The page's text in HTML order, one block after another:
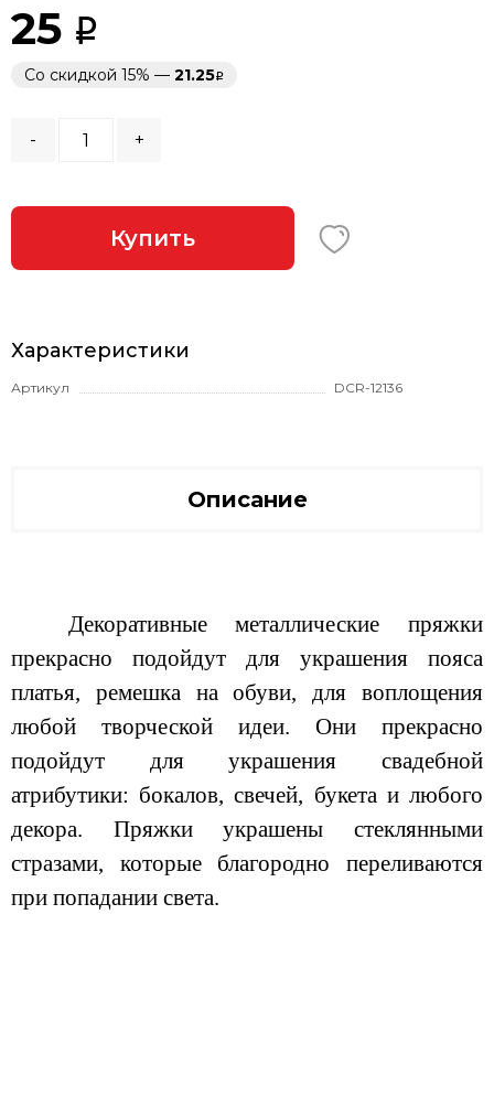
25
Со скидкой 15% — 21.25
- +
Купить
Характеристики
Артикул DCR-12136
Описание
Декоративные металлические пряжки
прекрасно подойдут для украшения пояса
платья, ремешка на обуви, для воплощения
любой творческой идеи. Они прекрасно
подойдут для украшения свадебной
атрибутики: бокалов, свечей, букета и любого
декора. Пряжки украшены стеклянными
стразами, которые благородно переливаются
при попадании света.